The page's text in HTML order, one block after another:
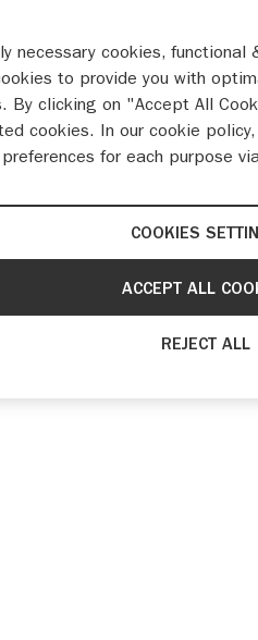
AANVRAGEN
necessary cookies,
to provide you with
By clicking on "Accept All
cookies. In our cookie
for each purpose
COOKIES
REJECT ALL
ACCEPT ALL